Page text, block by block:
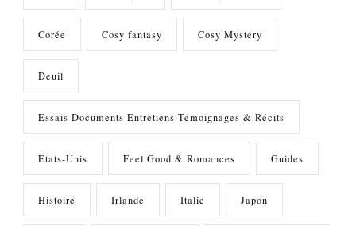
Corée Cosy fantasy Cosy Mystery
Deuil
Essais Documents Entretiens Témoignages & Récits
Etats-Unis Feel Good & Romances Guides
Histoire Irlande Italie Japon